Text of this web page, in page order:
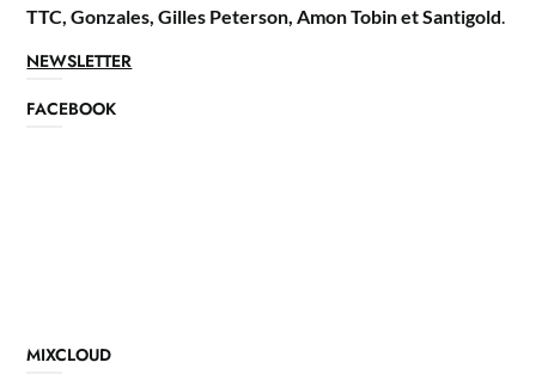
TTC, Gonzales, Gilles Peterson, Amon Tobin et Santigold
NEWSLETTER
FACEBOOK
MIXCLOUD